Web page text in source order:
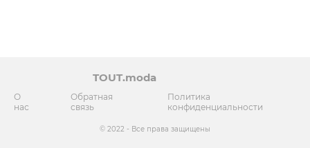
TOUT.moda
О
нас
Обратная
связь
Политика
конфиденциальности
© 2022 - Все права защищены